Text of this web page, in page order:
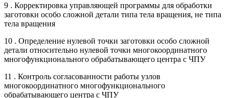
9 . Корректировка управляющей программы для обработки
заготовки особо сложной детали типа тела вращения, не типа
тела вращения
10 . Определение нулевой точки заготовки особо сложной
детали относительно нулевой точки многокоординатного
многофункционального обрабатывающего центра с ЧПУ
11 . Контроль согласованности работы узлов
многокоординатного многофункционального
обрабатывающего центра с ЧПУ